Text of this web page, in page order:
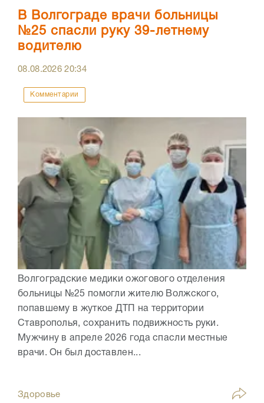
В Волгограде врачи больницы
№25 спасли руку 39-летнему
водителю
08.08.202620:34
Комментарии
Волгоградские медики ожогового отделения
больницы №25 помогли жителю Волжского,
попавшему в жуткое ДТП на территории
Ставрополья, сохранить подвижность руки.
Мужчину в апреле 2026 года спасли местные
врачи. Он был доставлен...
Здоровье